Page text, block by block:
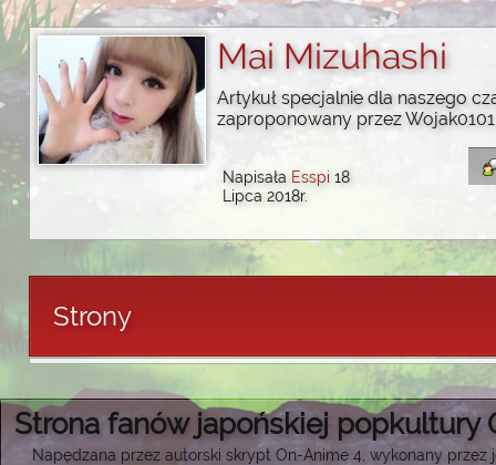
Mai Mizuhashi
Artykuł specjalnie dla naszego
zaproponowany przez Wojak0101
Napisała Esspi 18
Lipca 2018r.
Strony
Strona fanów japońskiej popkultury
Napędzana przez autorski skrypt On-Anime 4, wykonany przez